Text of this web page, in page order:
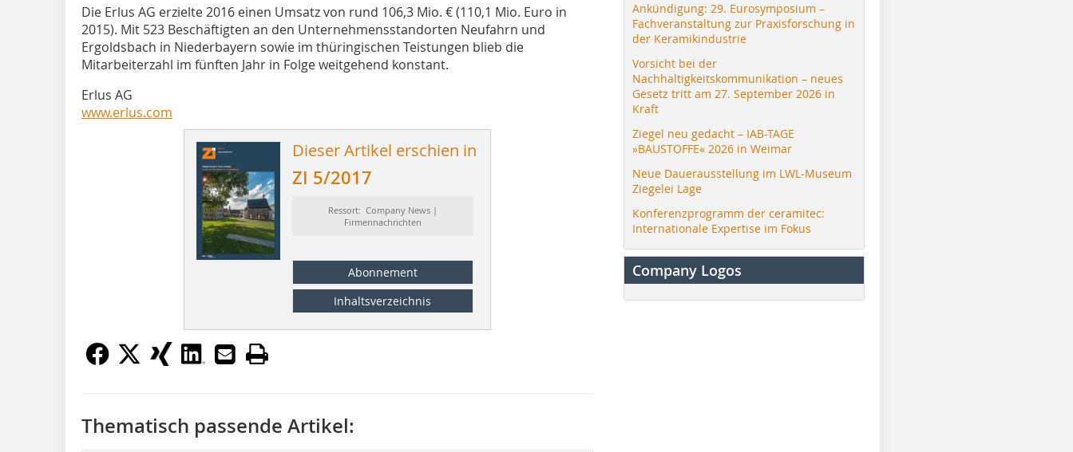
Die Erlus AG erzielte 2016 einen Umsatz von rund 106,3 Mio. € (110,1 Mio. Euro in
2015). Mit 523 Beschäftigten an den Unternehmensstandorten Neufahrn und
Ergoldsbach in Niederbayern sowie im thüringischen Teistungen blieb die
Mitarbeiterzahl im fünften Jahr in Folge weitgehend konstant.
Erlus AG
www.erlus.com
Dieser Artikel erschien in
ZI 5/2017
Ressort: Company News |
Firmennachrichten
Abonnement
Inhaltsverzeichnis
Thematisch passende Artikel:
Ankündigung: 29. Eurosymposium –
Fachveranstaltung zur Praxisforschung in
der Keramikindustrie
Vorsicht bei der
Nachhaltigkeitskommunikation – neues
Gesetz tritt am 27. September 2026 in
Kraft
Ziegel neu gedacht – IAB-TAGE
»BAUSTOFFE« 2026 in Weimar
Neue Dauerausstellung im LWL-Museum
Ziegelei Lage
Konferenzprogramm der ceramitec:
Internationale Expertise im Fokus
Company Logos